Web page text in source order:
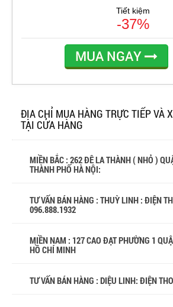
Tiết kiệm
-37%
MUA NGAY
ĐỊA CHỈ MUA HÀNG TRỰC TIẾP VÀ
TẠI CỬA HÀNG
MIỀN BẮC : 262 ĐÊ LA THÀNH ( NHỎ )
THÀNH PHỐ HÀ NỘI:
TƯ VẤN BÁN HÀNG : THUỲ LINH : ĐIỆN
096.888.1932
MIỀN NAM : 127 CAO ĐẠT PHƯỜNG 1
HỒ CHÍ MINH
TƯ VẤN BÁN HÀNG : DIỆU LINH: ĐIỆN